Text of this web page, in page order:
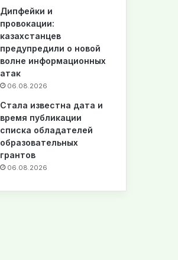
Дипфейки и
провокации:
казахстанцев
предупредили о новой
волне информационных
атак
06.08.2026
Стала известна дата и
время публикации
списка обладателей
образовательных
грантов
06.08.2026